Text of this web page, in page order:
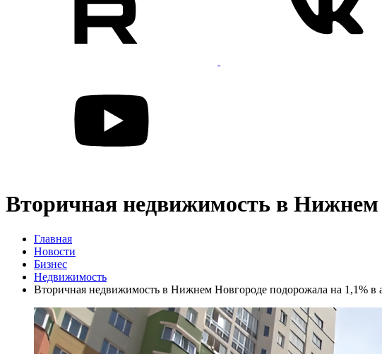
Вторичная недвижимость в Нижнем
Главная
Новости
Бизнес
Недвижимость
Вторичная недвижимость в Нижнем Новгороде подорожала на 1,1% в